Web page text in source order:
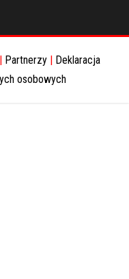
| Partnerzy | Deklaracja
osobowych